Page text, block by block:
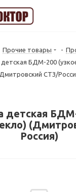
Прочие товары -
БДМ-200
СТЗ/
детская БДМ-
Россия)